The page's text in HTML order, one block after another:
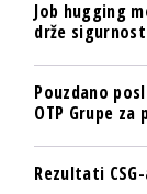
Job hugging
drže
Pouzdano
OTP Grupe
Rezultati